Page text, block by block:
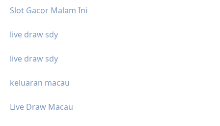
Slot Gacor Malam Ini
live draw sdy
live draw sdy
keluaran macau
Live Draw Macau